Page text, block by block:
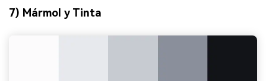
7) Mármol y Tinta